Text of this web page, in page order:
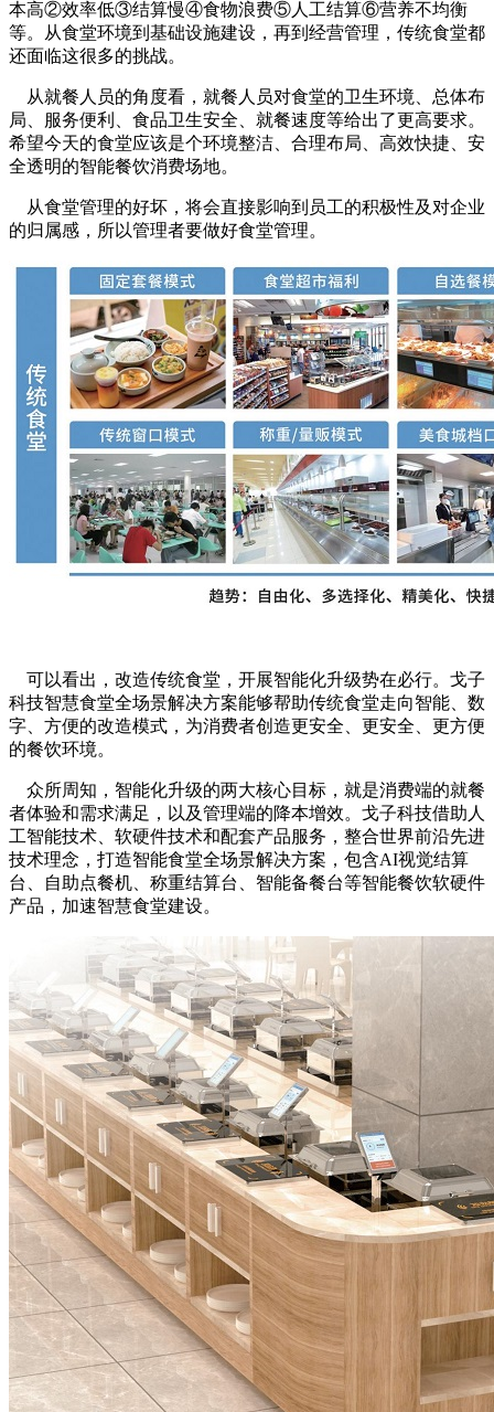
本高②效率低③结算慢④食物浪费⑤人工结算⑥营养不均衡
等。从食堂环境到基础设施建设，再到经营管理，传统食堂都
还面临这很多的挑战。
从就餐人员的角度看，就餐人员对食堂的卫生环境、总体布
局、服务便利、食品卫生安全、就餐速度等给出了更高要求。
希望今天的食堂应该是个环境整洁、合理布局、高效快捷、安
全透明的智能餐饮消费场地。
从食堂管理的好坏，将会直接影响到员工的积极性及对企业
的归属感，所以管理者要做好食堂管理。
可以看出，改造传统食堂，开展智能化升级势在必行。戈子
科技智慧食堂全场景解决方案能够帮助传统食堂走向智能、数
字、方便的改造模式，为消费者创造更安全、更安全、更方便
的餐饮环境。
众所周知，智能化升级的两大核心目标，就是消费端的就餐
者体验和需求满足，以及管理端的降本增效。戈子科技借助人
工智能技术、软硬件技术和配套产品服务，整合世界前沿先进
技术理念，打造智能食堂全场景解决方案，包含AI视觉结算
台、自助点餐机、称重结算台、智能备餐台等智能餐饮软硬件
产品，加速智慧食堂建设。